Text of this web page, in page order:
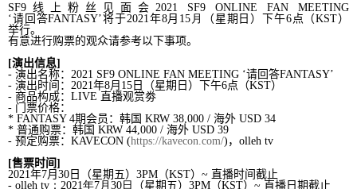
SF9 线上粉 丝见 面 会 2021 SF9 ONLINE FAN MEETING
‘请回答FANTASY’将于2021 年8月 15 月 （ 星期日）下午6点（KST）
举行。
有意进行购票的观众请参考以下事项。
[演出信息]
- 演出名称： 2021 SF9 ONLINE FAN MEETING ‘请回答FANTASY’
- 演出 时间 ： 2021 年8月 15 日（星期日） 下午6点（KST）
- 商品构成： LIVE 直播观赏劵
- 门票价格：
* FANTASY 4期会员 ：韩国 KRW 38,000 / 海外 USD 34
* 普通购票： 韩国 KRW 44,000 / 海外 USD 39
- 预定购票： KAVECON (https://kavecon.com/) ， olleh tv
[售票时间 ]
2021 年7月 30 日（星期五） 3PM （KST） ~ 直播时间截止
- olleh tv ： 2021 年7 月 30 日 （星期五） 3PM （KST） ~ 直播日期截止